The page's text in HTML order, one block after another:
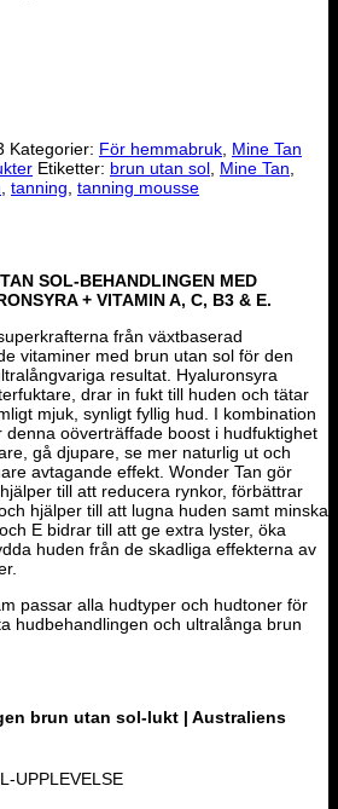
Kategorier: För hemmabruk, Mine Tan
Etiketter: brun utan sol, Mine Tan,
, tanning, tanning mousse
SOL-BEHANDLINGEN MED
+ VITAMIN A, C, B3 & E.
från växtbaserad
vitaminer med brun utan sol för den
resultat. Hyaluronsyra
drar in fukt till huden och tätar
mjuk, synligt fyllig hud. I kombination
denna oöverträffade boost i hudfuktighet
gå djupare, se mer naturlig ut och
avtagande effekt. Wonder Tan gör
till att reducera rynkor, förbättrar
hjälper till att lugna huden samt minska
E bidrar till att ge extra lyster, öka
huden från de skadliga effekterna av
passar alla hudtyper och hudtoner för
hudbehandlingen och ultralånga brun
brun utan sol-lukt | Australiens
UPPLEVELSE